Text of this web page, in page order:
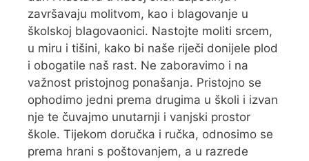
završavaju molitvom, kao i blagovanje u
školskoj blagovaonici. Nastojte moliti srcem,
u miru i tišini, kako bi naše riječi donijele plod
i obogatile naš rast. Ne zaboravimo i na
važnost pristojnog ponašanja. Pristojno se
ophodimo jedni prema drugima u školi i izvan
nje te čuvajmo unutarnji i vanjski prostor
škole. Tijekom doručka i ručka, odnosimo se
prema hrani s poštovanjem, a u razrede